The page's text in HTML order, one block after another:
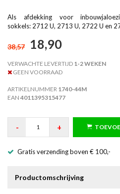
Als afdekking voor
sokkels: 2712 U, 2713 U, 2722 U en
38,57 18,90
VERWACHTE LEVERTIJD 1-2 WEKEN
GEEN VOORRAAD
ARTIKELNUMMER 1740-44M
EAN 4011395315477
- +
Gratis verzending boven € 100,-
Productomschrijving